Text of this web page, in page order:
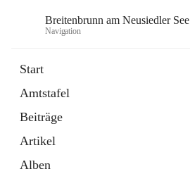
Breitenbrunn am Neusiedler See
Navigation
Start
Amtstafel
Beiträge
Artikel
Alben
18 Schnellzugriffe
Gemeindeservice